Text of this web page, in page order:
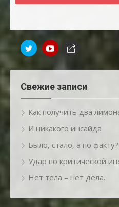
Свежие записи
Как получить два
И никакого инсайда
Было, стало, а по факту?
Удар по критической
Нет тела – нет дела.